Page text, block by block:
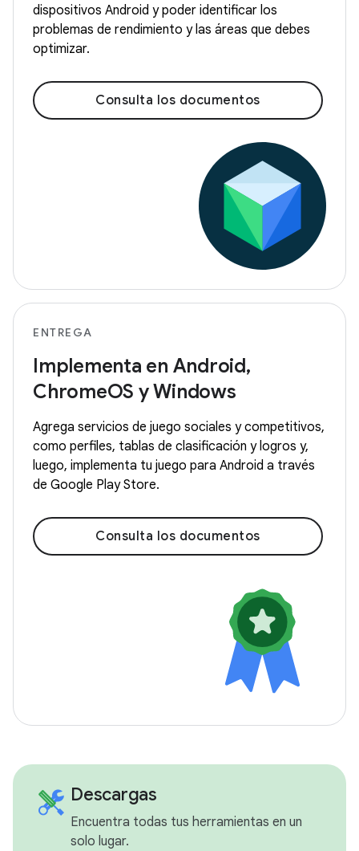
dispositivos Android y poder identificar los
problemas de rendimiento y las áreas que debes
optimizar.
Consulta los documentos
ENTREGA
Implementa en Android,
ChromeOS y Windows
Agrega servicios de juego sociales y competitivos,
como perfiles, tablas de clasificación y logros y,
luego, implementa tu juego para Android a través
de Google Play Store.
Consulta los documentos
Descargas
Encuentra todas tus herramientas en un
solo lugar.